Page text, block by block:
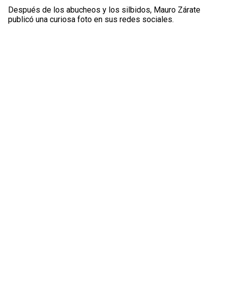
Después de los abucheos y los silbidos, Mauro Zárate
publicó una curiosa foto en sus redes sociales.